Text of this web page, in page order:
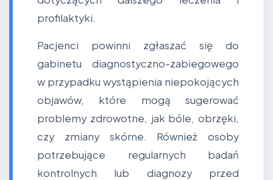
profilaktyki.
Pacjenci powinni zgłaszać się do
gabinetu diagnostyczno-zabiegowego
w przypadku wystąpienia niepokojących
objawów, które mogą sugerować
problemy zdrowotne, jak bóle, obrzęki,
czy zmiany skórne. Również osoby
potrzebujące regularnych badań
kontrolnych lub diagnozy przed